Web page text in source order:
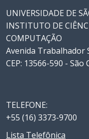
UNIVERSIDADE DE
INSTITUTO DE
COMPUTAÇÃO
Avenida Trabalhador
CEP: 13566-590 - São
TELEFONE:
+55 (16) 3373-9700
Lista Telefônica